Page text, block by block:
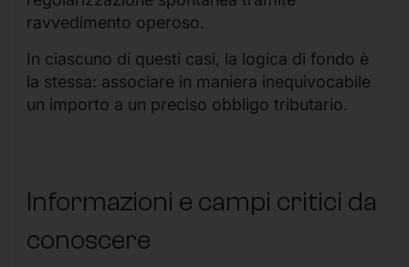
ravvedimento operoso.
In ciascuno di questi casi, la logica di fondo è
la stessa: associare in maniera inequivocabile
un importo a un preciso obbligo tributario.
Informazioni e campi critici da
conoscere